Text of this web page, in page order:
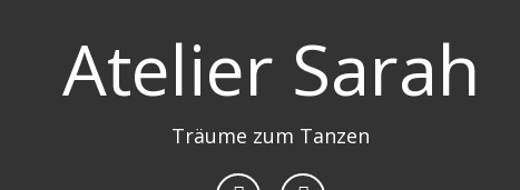
Atelier Sarah
Träume zum Tanzen